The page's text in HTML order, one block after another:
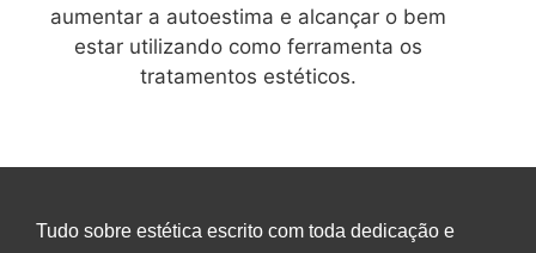
aumentar a autoestima e alcançar o bem
estar utilizando como ferramenta os
tratamentos estéticos.
Tudo sobre estética escrito com toda dedicação e